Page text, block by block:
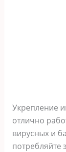
Укрепление
отлично
вирусных и
потребляйте